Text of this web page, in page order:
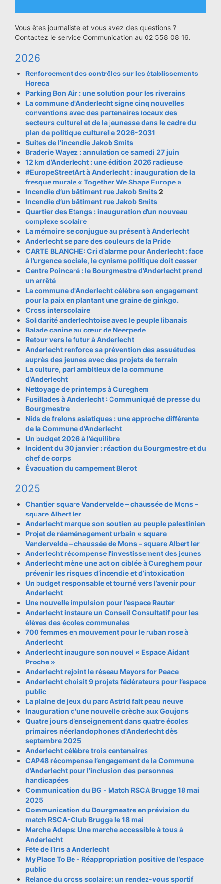
Vous êtes journaliste et vous avez des questions ?
Contactez le service Communication au 02 558 08 16.
2026
Renforcement des contrôles sur les établissements
Horeca
Parking Bon Air : une solution pour les riverains
La commune d'Anderlecht signe cinq nouvelles
conventions avec des partenaires locaux des
secteurs culturel et de la jeunesse dans le cadre du
plan de politique culturelle 2026-2031
Suites de l’incendie Jakob Smits
Braderie Wayez : annulation ce samedi 27 juin
12 km d’Anderlecht : une édition 2026 radieuse
#EuropeStreetArt à Anderlecht : inauguration de la
fresque murale « Together We Shape Europe »
Incendie d’un bâtiment rue Jakob Smits2
Incendie d’un bâtiment rue Jakob Smits
Quartier des Etangs : inauguration d’un nouveau
complexe scolaire
La mémoire se conjugue au présent à Anderlecht
Anderlecht se pare des couleurs de la Pride
CARTE BLANCHE: Cri d’alarme pour Anderlecht : face
à l’urgence sociale, le cynisme politique doit cesser
Centre Poincaré : le Bourgmestre d’Anderlecht prend
un arrêté
La commune d'Anderlecht célèbre son engagement
pour la paix en plantant une graine de ginkgo.
Cross interscolaire
Solidarité anderlechtoise avec le peuple libanais
Balade canine au cœur de Neerpede
Retour vers le futur à Anderlecht
Anderlecht renforce sa prévention des assuétudes
auprès des jeunes avec des projets de terrain
La culture, pari ambitieux de la commune
d’Anderlecht
Nettoyage de printemps à Cureghem
Fusillades à Anderlecht : Communiqué de presse du
Bourgmestre
Nids de frelons asiatiques : une approche différente
de la Commune d’Anderlecht
Un budget 2026 à l’équilibre
Incident du 30 janvier : réaction du Bourgmestre et du
chef de corps
Évacuation du campement Blerot
2025
Chantier square Vandervelde – chaussée de Mons –
square Albert Ier
Anderlecht marque son soutien au peuple palestinien
Projet de réaménagement urbain « square
Vandervelde – chaussée de Mons – square Albert Ier
Anderlecht récompense l’investissement des jeunes
Anderlecht mène une action ciblée à Cureghem pour
prévenir les risques d’incendie et d’intoxication
Un budget responsable et tourné vers l’avenir pour
Anderlecht
Une nouvelle impulsion pour l’espace Rauter
Anderlecht instaure un Conseil Consultatif pour les
élèves des écoles communales
700 femmes en mouvement pour le ruban rose à
Anderlecht
Anderlecht inaugure son nouvel « Espace Aidant
Proche »
Anderlecht rejoint le réseau Mayors for Peace
Anderlecht choisit 9 projets fédérateurs pour l’espace
public
La plaine de jeux du parc Astrid fait peau neuve
Inauguration d'une nouvelle crèche aux Goujons
Quatre jours d’enseignement dans quatre écoles
primaires néerlandophones d'Anderlecht dès
septembre 2025
Anderlecht célèbre trois centenaires
CAP48 récompense l’engagement de la Commune
d’Anderlecht pour l’inclusion des personnes
handicapées
Communication du BG - Match RSCA Brugge 18 mai
2025
Communication du Bourgmestre en prévision du
match RSCA-Club Brugge le 18 mai
Marche Adeps: Une marche accessible à tous à
Anderlecht
Fête de l’Iris à Anderlecht
My Place To Be - Réappropriation positive de l’espace
public
Relance du cross scolaire: un rendez-vous sportif